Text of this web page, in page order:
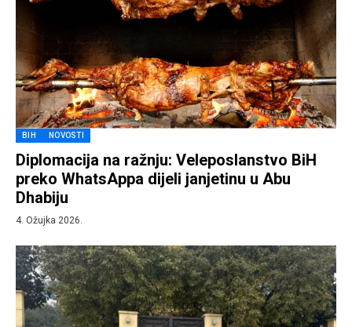
BIH NOVOSTI
Diplomacija na ražnju: Veleposlanstvo BiH
preko WhatsAppa dijeli janjetinu u Abu
Dhabiju
4. Ožujka 2026.